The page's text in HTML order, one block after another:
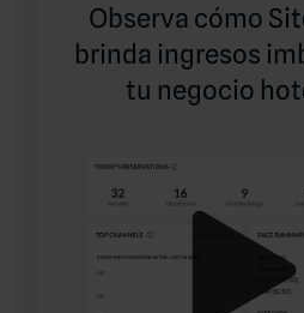
Observa cómo
brinda ingresos
tu negocio